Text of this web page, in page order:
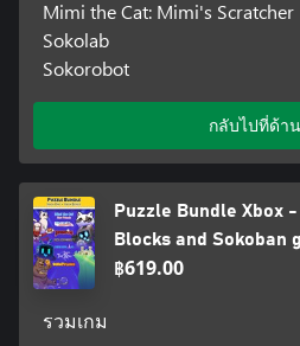
Mimi the Cat: Mimi's Scratcher
Sokolab
Sokorobot
กลับไปที่ด้า
Puzzle Bundle Xbox
Blocks and Sokoban
฿619.00
รวมเกม